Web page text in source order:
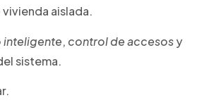
aislada.
inteligente,control de accesosy
sistema.